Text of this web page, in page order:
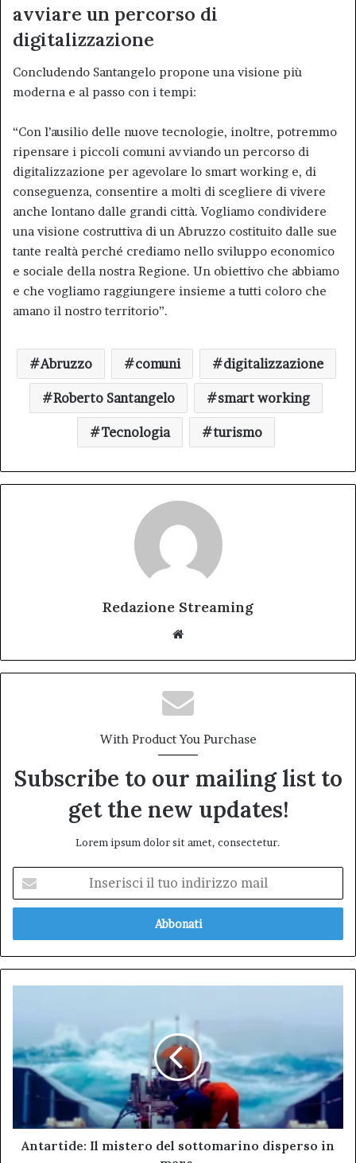
avviare un percorso di
digitalizzazione
Concludendo Santangelo propone una visione più
moderna e al passo con i tempi:
“Con l’ausilio delle nuove tecnologie, inoltre, potremmo
ripensare i piccoli comuni avviando un percorso di
digitalizzazione per agevolare lo smart working e, di
conseguenza, consentire a molti di scegliere di vivere
anche lontano dalle grandi città. Vogliamo condividere
una visione costruttiva di un Abruzzo costituito dalle sue
tante realtà perché crediamo nello sviluppo economico
e sociale della nostra Regione. Un obiettivo che abbiamo
e che vogliamo raggiungere insieme a tutti coloro che
amano il nostro territorio”.
Abruzzo comuni digitalizzazione
Roberto Santangelo smart working
Tecnologia turismo
Redazione Streaming
With Product You Purchase
Subscribe to our mailing list to
get the new updates!
Lorem ipsum dolor sit amet, consectetur.
tuo
mail
sottomarino
disperso
Antartide: Il mistero del sottomarino disperso in